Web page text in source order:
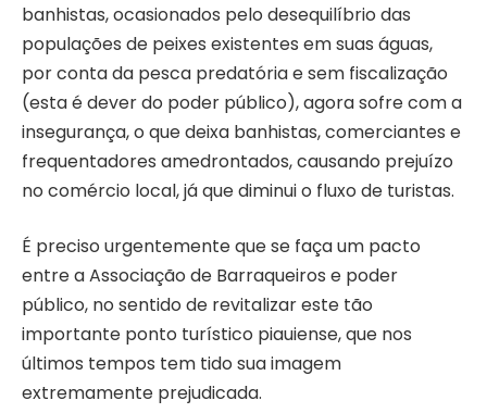
banhistas, ocasionados pelo desequilíbrio das
populações de peixes existentes em suas águas,
por conta da pesca predatória e sem fiscalização
(esta é dever do poder público), agora sofre com a
insegurança, o que deixa banhistas, comerciantes e
frequentadores amedrontados, causando prejuízo
no comércio local, já que diminui o fluxo de turistas.
É preciso urgentemente que se faça um pacto
entre a Associação de Barraqueiros e poder
público, no sentido de revitalizar este tão
importante ponto turístico piauiense, que nos
últimos tempos tem tido sua imagem
extremamente prejudicada.